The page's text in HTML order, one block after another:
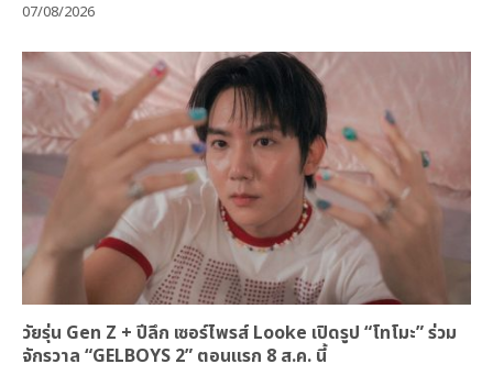
07/08/2026
วัยรุ่น Gen Z + ปีลึก เซอร์ไพรส์ Looke เปิดรูป “โทโมะ” ร่วม
จักรวาล “GELBOYS 2” ตอนแรก 8 ส.ค. นี้